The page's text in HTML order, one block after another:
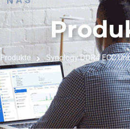
Produkte Synology DDR4 ECC